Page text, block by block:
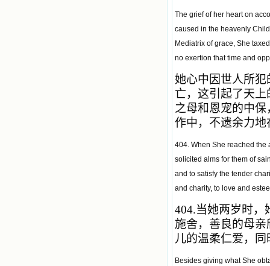
The grief of her heart on
caused in the heavenly
Mediatrix of grace, She
no exertion that time and
她心中因世人所
亡，这引起了天
之母和恩宠的中
作中，不遗余力
404. When She reached the
solicited alms for them of
and to satisfy the tender
and charity, to love and
404.当她两岁时，
施舍，善良的母
儿的温柔仁爱，
Besides giving what She